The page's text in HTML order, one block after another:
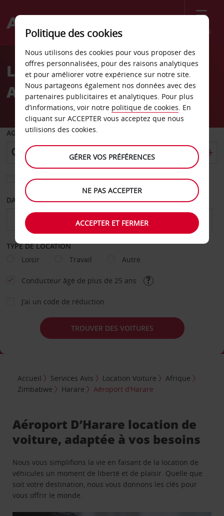
Menu
Welcome
AvisLocation de voiture
Aéroport d’Harare
AGENCE DE DÉPART
Sélectionnez une autre agence de retour
DATE DE DÉPART DATE DE RETOUR
TYPE DE LOCATION
Loisir
Travail Autre
Conducteur âgé de plus de 25 ans
J’ai un code de réduction
TROUVER DES VOITURES
Accueil Services Avis Location Voiture
Afrique
Zimbabwe
Harare Aéroport d’Harare
Aéroport D’Harare location de
voiture, adaptée à vos besoins
Nous vous simplifions la vie en faisant de la location de
véhicules un moment de liberté et de plaisir. Quelle que
soit votre destination, nous vous donnons les clés pour
vous offrir le monde.
Politique des cookies
Nous utilisons des cookies pour vous proposer des
offres personnalisées, pour des raisons analytiques
et pour améliorer votre expérience sur notre site.
Nous partageons également nos données avec des
partenaires publicitaires et analytiques. Pour plus
d’informations, voir notre politique de cookies. En
cliquant sur ACCEPTER vous acceptez que nous
utilisions des cookies.
GÉRER VOS PRÉFÉRENCES
NE PAS ACCEPTER
ACCEPTER ET FERMER